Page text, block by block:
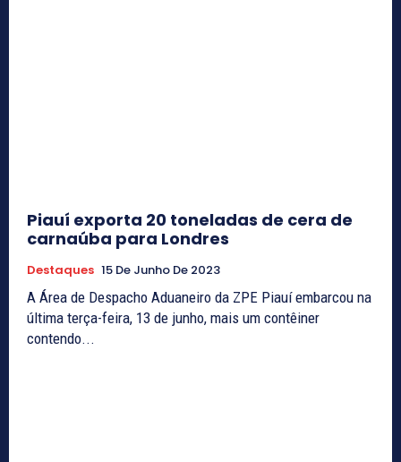
Piauí exporta 20 toneladas de cera de
carnaúba para Londres
Destaques 15 De Junho De 2023
A Área de Despacho Aduaneiro da ZPE Piauí embarcou na
última terça-feira, 13 de junho, mais um contêiner
contendo...